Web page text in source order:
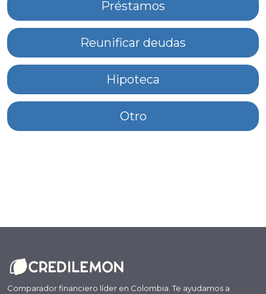
Préstamos
Reunificar deudas
Hipoteca
Otro
Comparador financiero líder en Colombia. Te ayudamos a